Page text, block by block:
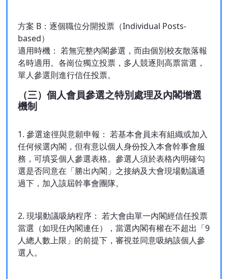
方案 B：逐個職位分開投票（Individual Posts-
based）
適用時機： 若無完整內閣參選，而由個別校友散落報
名時適用。各崗位獨立投票，多人競逐則高票當選，
單人參選則進行信任投票。
（三）個人會員參選之特別處理及內閣增選
機制
1. 參選途徑與意願申報： 若基本會員未有組織或加入
任何候選內閣，但有意以個人身份投入本會幹事會服
務，可填妥個人參選表格。參選人須於表格內明確勾
選是否同意在「勝出內閣」之接納及大會現場動議通
過下，加入該屆幹事會團隊。
2. 現場動議吸納程序： 若大會由單一內閣經信任投票
當選（如現任內閣連任），當選內閣有權在不超出「9
人總人數上限」的前提下，審視並同意吸納該個人參
選人。